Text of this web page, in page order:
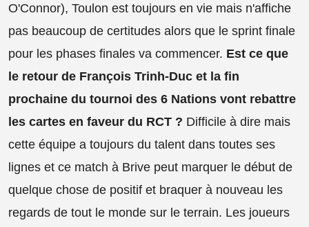
O'Connor), Toulon est toujours en vie mais n'affiche
pas beaucoup de certitudes alors que le sprint finale
pour les phases finales va commencer. Est ce que
le retour de François Trinh-Duc et la fin
prochaine du tournoi des 6 Nations vont rebattre
les cartes en faveur du RCT ? Difficile à dire mais
cette équipe a toujours du talent dans toutes ses
lignes et ce match à Brive peut marquer le début de
quelque chose de positif et braquer à nouveau les
regards de tout le monde sur le terrain. Les joueurs